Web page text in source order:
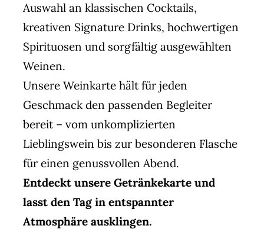
Auswahl an klassischen Cocktails,
kreativen Signature Drinks, hochwertigen
Spirituosen und sorgfältig ausgewählten
Weinen.
Unsere Weinkarte hält für jeden
Geschmack den passenden Begleiter
bereit – vom unkomplizierten
Lieblingswein bis zur besonderen Flasche
für einen genussvollen Abend.
Entdeckt unsere Getränkekarte und
lasst den Tag in entspannter
Atmosphäre ausklingen.